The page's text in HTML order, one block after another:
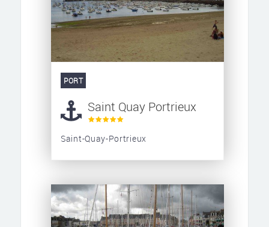
PORT
Saint Quay Portrieux
Saint-Quay-Portrieux